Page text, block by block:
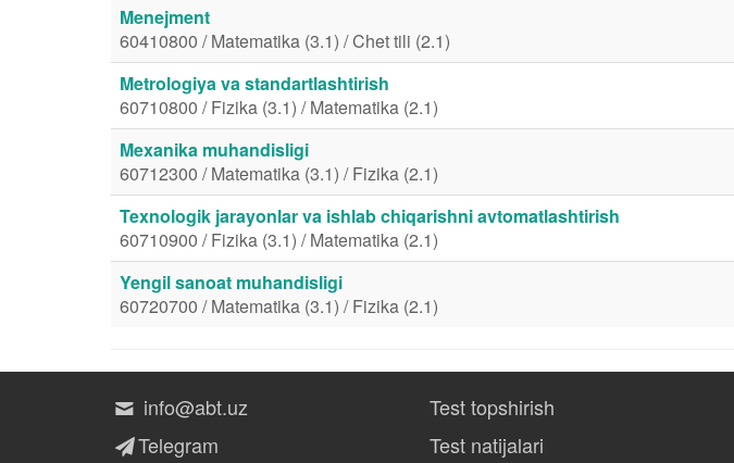
Menejment
60410800 / Matematika (3.1) / Chet tili (2.1)
Metrologiya va standartlashtirish
60710800 / Fizika (3.1) / Matematika (2.1)
Mexanika muhandisligi
60712300 / Matematika (3.1) / Fizika (2.1)
Texnologik jarayonlar va ishlab chiqarishni avtomatlashtirish
60710900 / Fizika (3.1) / Matematika (2.1)
Yengil sanoat muhandisligi
60720700 / Matematika (3.1) / Fizika (2.1)
info@abt.uz
Telegram
Test topshirish
Test natijalari